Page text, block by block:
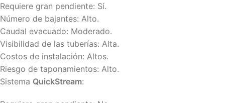
Requiere gran pendiente: Sí.
Número de bajantes: Alto.
Caudal evacuado: Moderado.
Visibilidad de las tuberías: Alta.
Costos de instalación: Altos.
Riesgo de taponamientos: Alto.
Sistema QuickStream: